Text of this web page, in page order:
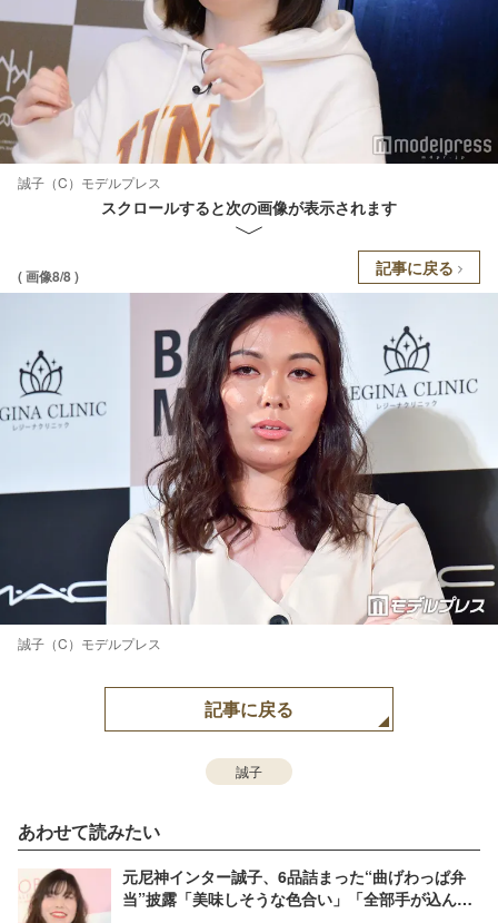
誠子（C）モデルプレス
スクロールすると次の画像が表示されます
( 画像8/8 ) 記事に戻る
誠子（C）モデルプレス
記事に戻る
誠子
あわせて読みたい
元尼神インター誠子、6品詰まった“曲げわっぱ弁
当”披露「美味しそうな色合い」「全部手が込んで